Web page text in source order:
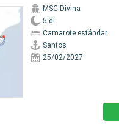
MSC Divina
5 d
Camarote estándar
Santos
25/02/2027